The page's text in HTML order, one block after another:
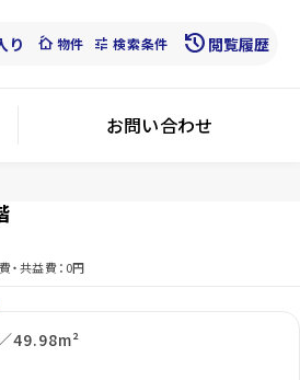
り cottage物件 tune 検索条件 history 閲覧履歴
お問い合わせ
・共益費 0円
49.98m²